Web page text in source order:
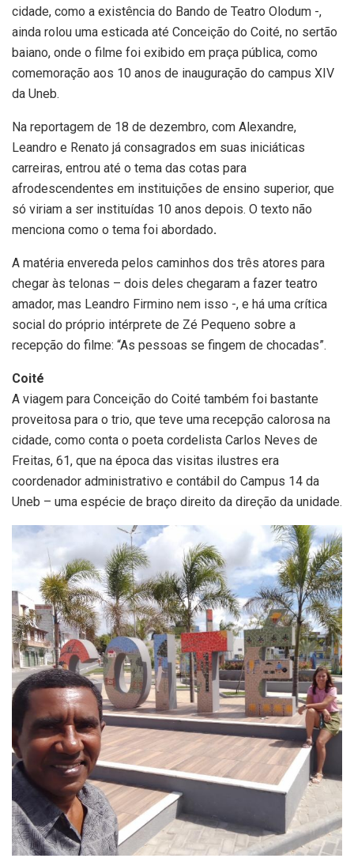
cidade, como a existência do Bando de Teatro Olodum -,
ainda rolou uma esticada até Conceição do Coité, no sertão
baiano, onde o filme foi exibido em praça pública, como
comemoração aos 10 anos de inauguração do campus XIV
da Uneb.
Na reportagem de 18 de dezembro, com Alexandre,
Leandro e Renato já consagrados em suas iniciáticas
carreiras, entrou até o tema das cotas para
afrodescendentes em instituições de ensino superior, que
só viriam a ser instituídas 10 anos depois. O texto não
menciona como o tema foi abordado.
A matéria envereda pelos caminhos dos três atores para
chegar às telonas – dois deles chegaram a fazer teatro
amador, mas Leandro Firmino nem isso -, e há uma crítica
social do próprio intérprete de Zé Pequeno sobre a
recepção do filme: “As pessoas se fingem de chocadas”.
Coité
A viagem para Conceição do Coité também foi bastante
proveitosa para o trio, que teve uma recepção calorosa na
cidade, como conta o poeta cordelista Carlos Neves de
Freitas, 61, que na época das visitas ilustres era
coordenador administrativo e contábil do Campus 14 da
Uneb – uma espécie de braço direito da direção da unidade.